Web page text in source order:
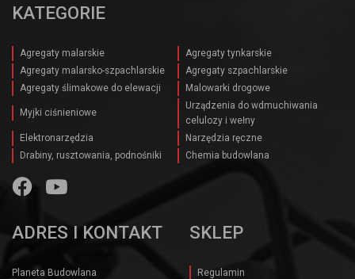
KATEGORIE
Agregaty malarskie
Agregaty tynkarskie
Agregaty malarsko-szpachlarskie
Agregaty szpachlarskie
Agregaty ślimakowe do elewacji
Malowarki drogowe
Myjki ciśnieniowe
Urządzenia do wdmuchiwania
celulozy i wełny
Elektronarzędzia
Narzędzia ręczne
Drabiny, rusztowania, podnośniki
Chemia budowlana
ADRES I KONTAKT
Planeta Budowlana
SKLEP
Regulamin